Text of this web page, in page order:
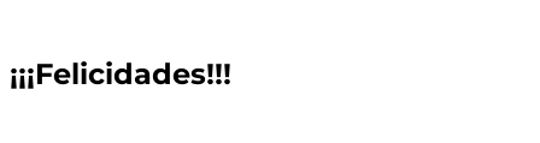
¡¡¡Felicidades!!!